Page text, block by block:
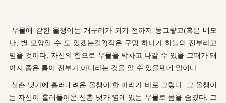
우물에 갇힌 올챙이는 개구리가 되기 전까지 동그랗고(혹은 네모
난, 별 모양일 수 도 있겠는걸?)작은 구멍 하나가 하늘의 전부라고
믿을 것이다. 자신의 힘으로 우물을 박차고 나갈 수 있을 그때가 돼
야지 좁은 틈이 전부가 아니라는 것을 알 수 있을텐데 말이다.
신촌 냇가에 흘러내려온 올챙이 한 마리가 바로 그렇다. 그 올챙이
는 자신이 흘러들어온 신촌 냇가 옆에 있는 우물로 몸을 숨겼다. 그